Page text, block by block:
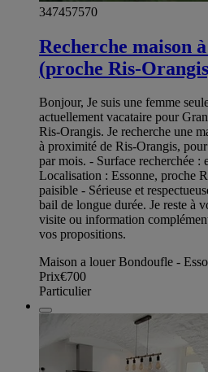
347457570
Recherche maison
(proche Ris-
Bonjour, Je suis une femme
actuellement vacataire pour
Ris-Orangis. Je recherche une
à proximité de Ris-Orangis,
par mois. - Surface recherchée :
Localisation : Essonne, proche
paisible - Sérieuse et
bail de longue durée. Je reste à
visite ou information
vos propositions.
Maison a louer Bondoufle -
Prix€700
Particulier